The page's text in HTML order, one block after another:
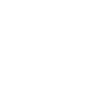
personskador
Följande modeller
turbomotor från
● Ski-Doo